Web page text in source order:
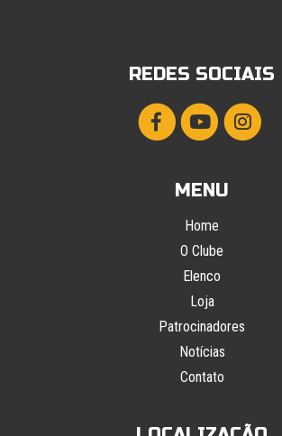
REDES SOCIAIS
MENU
Home
O Clube
Elenco
Loja
Patrocinadores
Notícias
Contato